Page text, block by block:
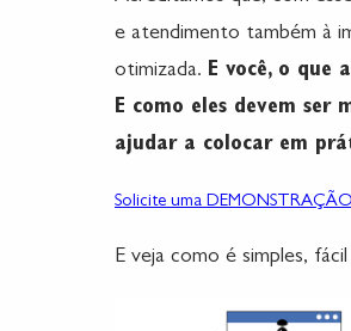
e atendimento também à
otimizada. E você, o que
E como eles devem ser
ajudar a colocar em
Solicite uma
E veja como é simples,